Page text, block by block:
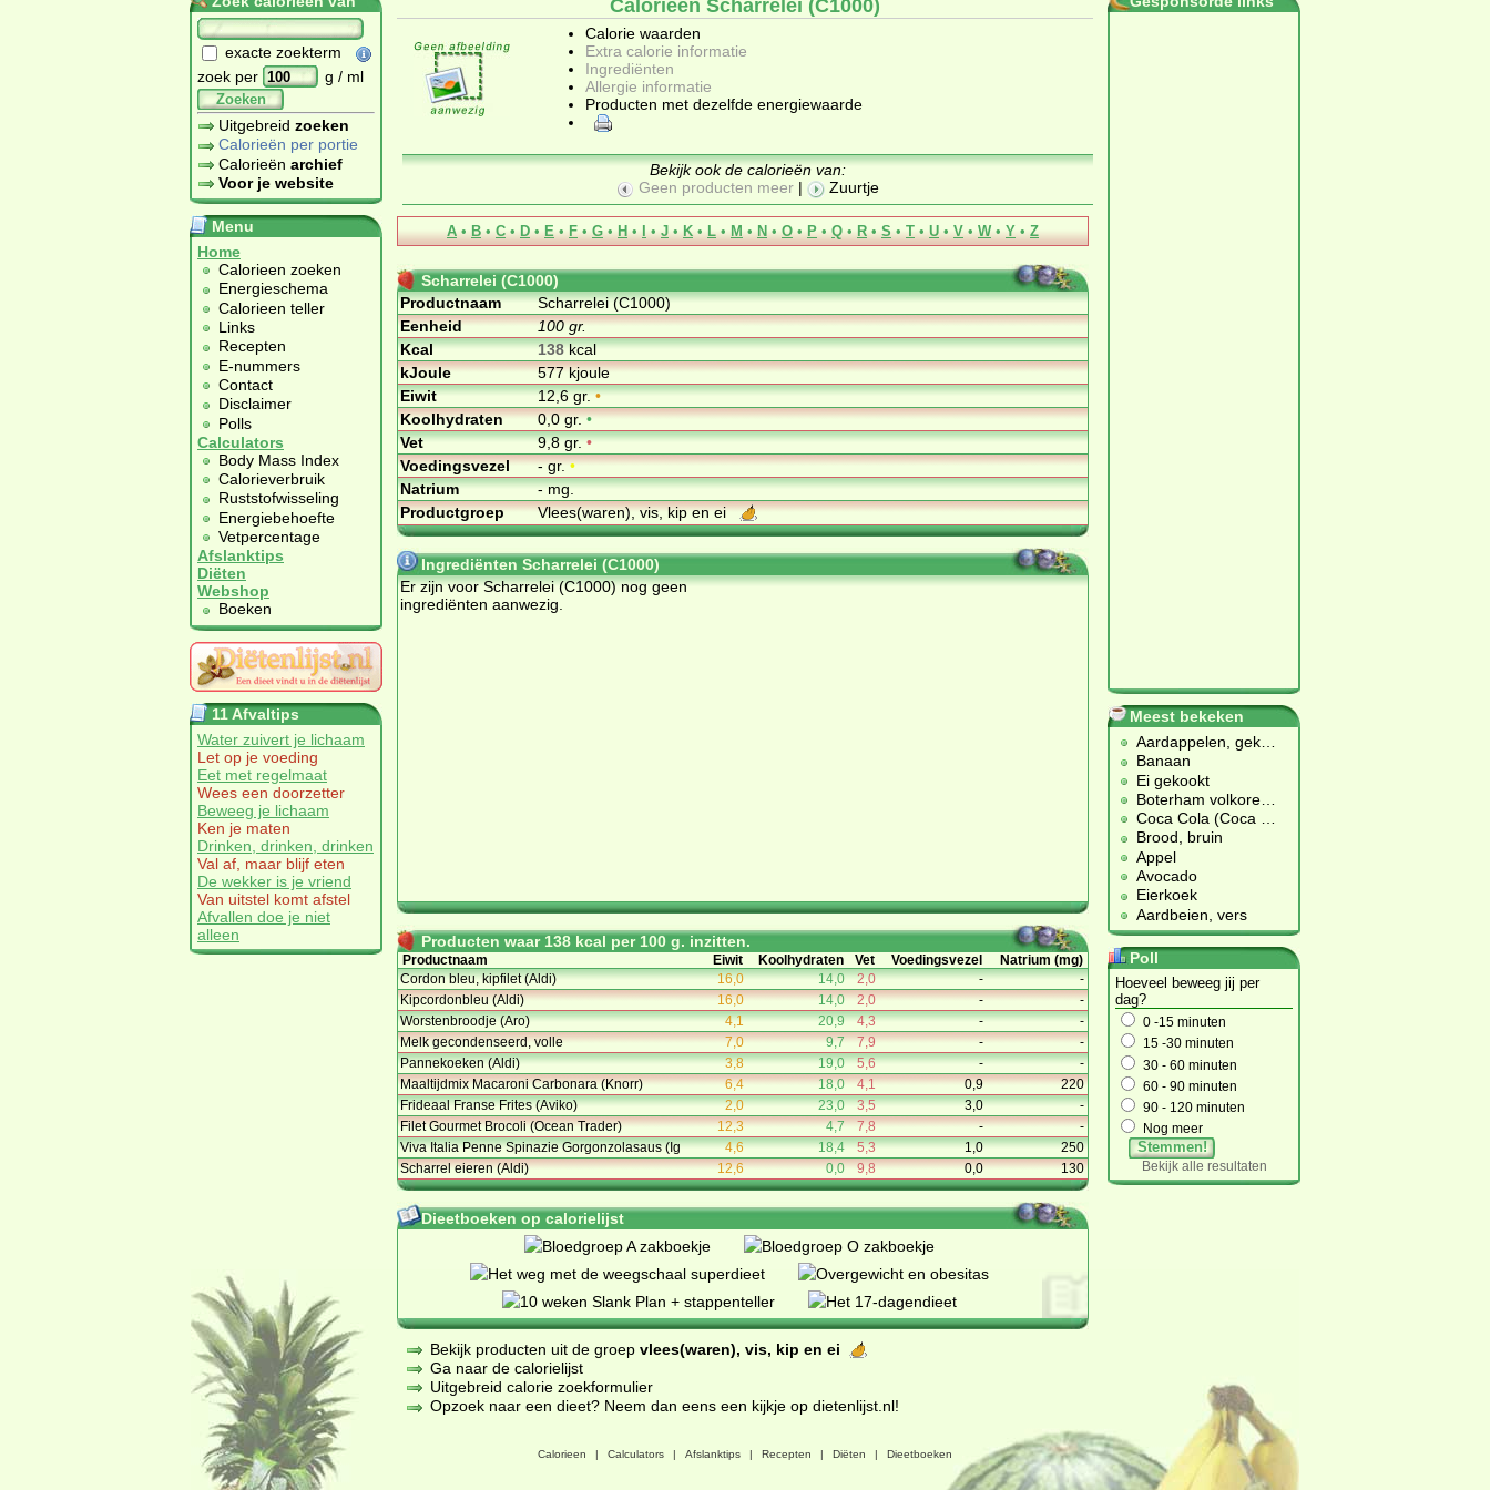
exacte zoekterm
zoek per
g / ml
Zoeken
Uitgebreid zoeken
Calorieën per portie
Calorieën archief
Voor je website
Menu
Home
Calorieen zoeken
Energieschema
Calorieen teller
Links
Recepten
E-nummers
Contact
Disclaimer
Polls
Calculators
Body Mass Index
Calorieverbruik
Ruststofwisseling
Energiebehoefte
Vetpercentage
Afslanktips
Diëten
Webshop
Boeken
11 Afvaltips
Water zuivert je lichaam
Let op je voeding
Eet met regelmaat
Wees een doorzetter
Beweeg je lichaam
Ken je maten
Drinken, drinken, drinken
Val af, maar blijf eten
De wekker is je vriend
Van uitstel komt afstel
Afvallen doe je niet
alleen
Calorieën Scharrelei (C1000)
Calorie waarden
Extra calorie informatie
Ingrediënten
Allergie informatie
Producten met dezelfde energiewaarde
Bekijk ook de calorieën van:
Geen producten meer | Zuurtje
A • B • C • D • E • F • G • H • I • J • K • L • M • N • O • P • Q • R • S • T • U • V • W • Y • Z
Scharrelei (C1000)
Productnaam
Scharrelei (C1000)
Eenheid
100 gr.
Kcal
138kcal
kJoule
577 kjoule
Eiwit
12,6 gr.•
Koolhydraten
0,0 gr.•
Vet
9,8 gr.•
Voedingsvezel
- gr.•
Natrium
- mg.
Productgroep
Vlees(waren), vis, kip en ei
Ingrediënten Scharrelei (C1000)
Er zijn voor Scharrelei (C1000) nog geen
ingrediënten aanwezig.
Producten waar 138 kcal per 100 g. inzitten.
Productnaam Eiwit Koolhydraten Vet Voedingsvezel
Natrium (mg)
Cordon bleu, kipfilet (Aldi)
16,0 14,0 2,0 -
-
Kipcordonbleu (Aldi)
16,0 14,0 2,0 -
-
Worstenbroodje (Aro)
4,1 20,9 4,3 -
-
Melk gecondenseerd, volle
7,0 9,7 7,9 -
-
Pannekoeken (Aldi)
3,8 19,0 5,6 -
-
Maaltijdmix Macaroni Carbonara (Knorr)
6,4 18,0 4,1 0,9
220
Frideaal Franse Frites (Aviko)
2,0 23,0 3,5 3,0
-
Filet Gourmet Brocoli (Ocean Trader)
12,3 4,7 7,8 -
-
Viva Italia Penne Spinazie Gorgonzolasaus (Ig
4,6 18,4 5,3 1,0
250
Scharrel eieren (Aldi)
12,6 0,0 9,8 0,0 130
Dieetboeken op calorielijst
Bekijk producten uit de groep vlees(waren), vis, kip en ei
Ga naar de calorielijst
Uitgebreid calorie zoekformulier
Opzoek naar een dieet? Neem dan eens een kijkje op dietenlijst.nl!
Meest bekeken
Aardappelen, gek
Banaan
Ei gekookt
Boterham volkore
Coca Cola (Coca
Brood, bruin
Appel
Avocado
Eierkoek
Aardbeien, vers
Poll
Hoeveel beweeg jij per
dag?
0 -15 minuten
15 -30 minuten
30 - 60 minuten
60 - 90 minuten
90 - 120 minuten
Nog meer
Stemmen!
Bekijk alle resultaten
Calorieen | Calculators | Afslanktips | Recepten | Diëten | Dieetboeken